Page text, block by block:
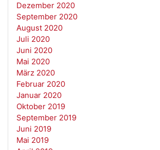
Dezember 2020
September 2020
August 2020
Juli 2020
Juni 2020
Mai 2020
März 2020
Februar 2020
Januar 2020
Oktober 2019
September 2019
Juni 2019
Mai 2019